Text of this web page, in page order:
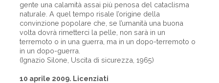
gente una calamità assai più penosa del cataclisma
naturale. A quel tempo risale l’origine della
convinzione popolare che, se l’umanità una buona
volta dovrà rimetterci la pelle, non sarà in un
terremoto o in una guerra, ma in un dopo-terremoto o
in un dopo-guerra.
(Ignazio Silone, Uscita di sicurezza, 1965)
10 aprile 2009. Licenziati